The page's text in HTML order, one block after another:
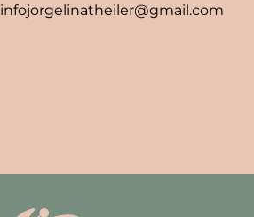
infojorgelinatheiler@gmail.com